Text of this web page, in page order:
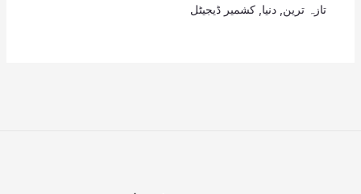
تازہ ترین دنیا کشمیر ڈیجیٹل